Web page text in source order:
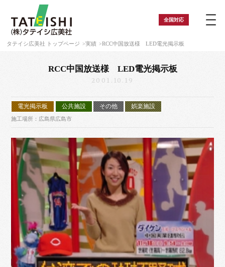
全国対応
タテイシ広美社 トップページ 実績 RCC中国放送様 LED電光掲示板
RCC中国放送様 LED電光掲示板
2001.10.19
電光掲示板 公共施設 その他 娯楽施設
施工場所：広島県広島市